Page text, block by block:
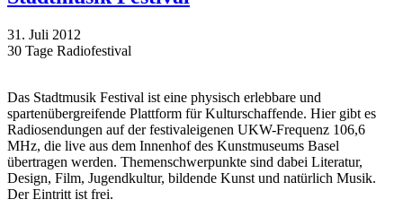
31. Juli 2012
30 Tage Radiofestival
Das Stadtmusik Festival ist eine physisch erlebbare und
spartenübergreifende Plattform für Kulturschaffende. Hier gibt es
Radiosendungen auf der festivaleigenen UKW-Frequenz 106,6
MHz, die live aus dem Innenhof des Kunstmuseums Basel
übertragen werden. Themenschwerpunkte sind dabei Literatur,
Design, Film, Jugendkultur, bildende Kunst und natürlich Musik.
Der Eintritt ist frei.